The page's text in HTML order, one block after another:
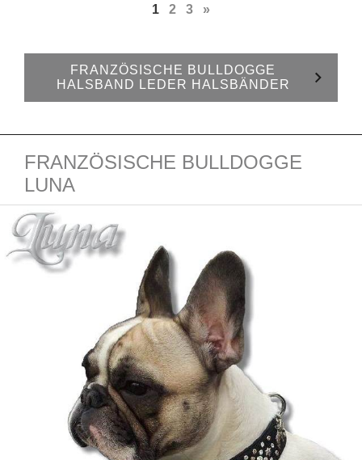
1 2 3 »
FRANZÖSISCHE BULLDOGGE
HALSBAND LEDER HALSBÄNDER
FRANZÖSISCHE BULLDOGGE
LUNA